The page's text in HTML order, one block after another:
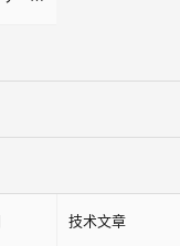
技术文章